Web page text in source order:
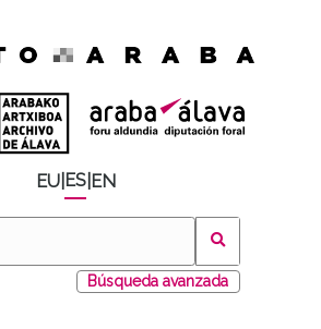
EU ES EN
Búsqueda avanzada